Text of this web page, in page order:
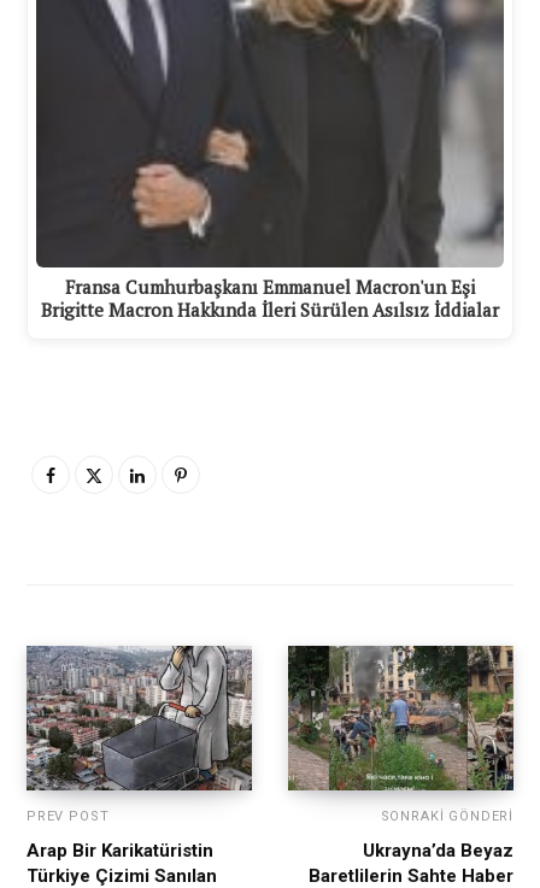
Fransa Cumhurbaşkanı Emmanuel Macron'un Eşi
Brigitte Macron Hakkında İleri Sürülen Asılsız İddialar
PREV POST
Arap Bir Karikatüristin
Türkiye Çizimi Sanılan
SONRAKI GÖNDERI
Ukrayna’da Beyaz
Baretlilerin Sahte Haber